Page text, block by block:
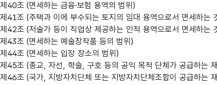
제40조 (면세하는 금융·보험 용역의 범위)
제41조 (주택과 이에 부수되는 토지의 임대 용역으로서 면세하는
제42조 (저술가 등이 직업상 제공하는 인적 용역으로서 면세하는
제43조 (면세하는 예술창작품 등의 범위)
제44조 (면세하는 입장 장소의 범위)
제45조 (종교, 자선, 학술, 구호 등의 공익 목적 단체가 공급하는
제46조 (국가, 지방자치단체 또는 지방자치단체조합이 공급하는